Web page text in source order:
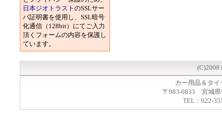
日本ジオトラスト のSSLサー
バ証明書を使用し、SSL暗号
化通信（128bit）にてご入力
頂くフォームの内容を保護し
ています。
(C)2008
カー用品＆タ
〒983-0833 宮城県
TEL：022-